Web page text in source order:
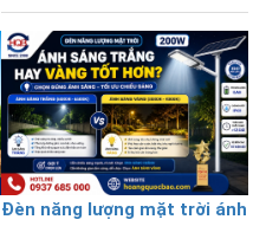
Đèn năng lượng mặt trời ánh